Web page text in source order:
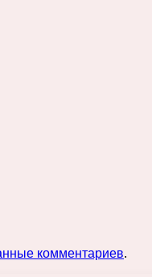
комментариев.